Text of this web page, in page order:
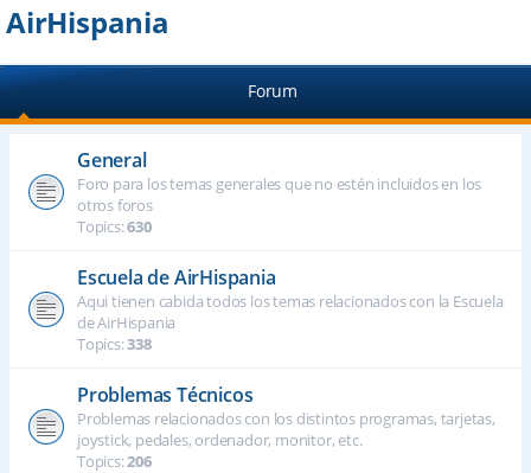
h
AirHispania
Forum
General
Foro para los temas generales que no estén incluidos en los
otros foros
Topics:630
Escuela de AirHispania
Aqui tienen cabida todos los temas relacionados con la Escuela
de AirHispania
Topics:338
Problemas Técnicos
Problemas relacionados con los distintos programas, tarjetas,
joystick, pedales, ordenador, monitor, etc.
Topics:206